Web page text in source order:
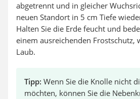
abgetrennt und in gleicher
neuen Standort in 5 cm Tiefe
Halten Sie die Erde feucht und
einem ausreichenden Frostschutz,
Laub.
Tipp: Wenn Sie die Knolle nicht
möchten, können Sie die